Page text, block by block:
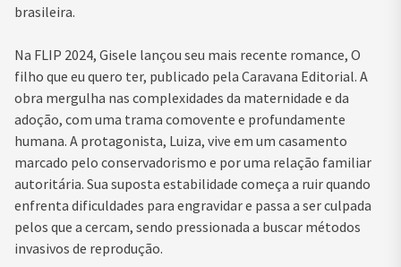
brasileira.
Na FLIP 2024, Gisele lançou seu mais recente romance, O
filho que eu quero ter, publicado pela Caravana Editorial. A
obra mergulha nas complexidades da maternidade e da
adoção, com uma trama comovente e profundamente
humana. A protagonista, Luiza, vive em um casamento
marcado pelo conservadorismo e por uma relação familiar
autoritária. Sua suposta estabilidade começa a ruir quando
enfrenta dificuldades para engravidar e passa a ser culpada
pelos que a cercam, sendo pressionada a buscar métodos
invasivos de reprodução.